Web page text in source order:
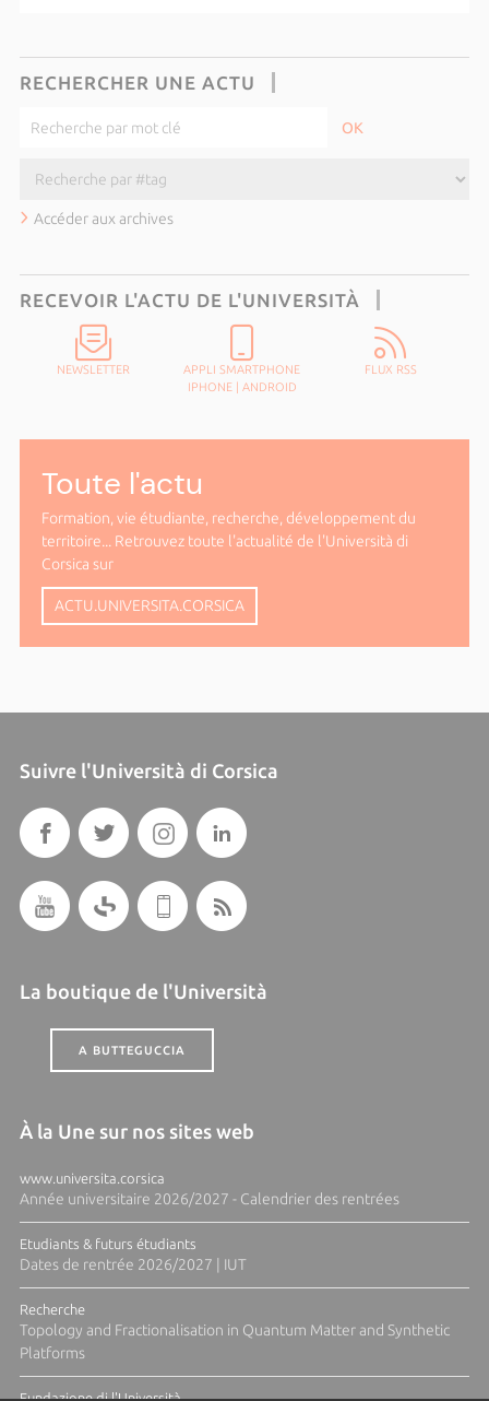
RECHERCHER UNE ACTU
Accéder aux archives
RECEVOIR L'ACTU DE L'UNIVERSITÀ
NEWSLETTER
APPLI SMARTPHONE
IPHONE| ANDROID
FLUX RSS
Toute l'actu
Formation, vie étudiante, recherche, développement du
territoire... Retrouvez toute l'actualité de l'Università di
Corsica sur
ACTU.UNIVERSITA.CORSICA
Suivre l'Università di Corsica
La boutique de l'Università
A BUTTEGUCCIA
À la Une sur nos sites web
www.universita.corsica
Année universitaire 2026/2027 - Calendrier des rentrées
Etudiants & futurs étudiants
Dates de rentrée 2026/2027 | IUT
Recherche
Topology and Fractionalisation in Quantum Matter and Synthetic
Platforms
Fundazione di l'Università